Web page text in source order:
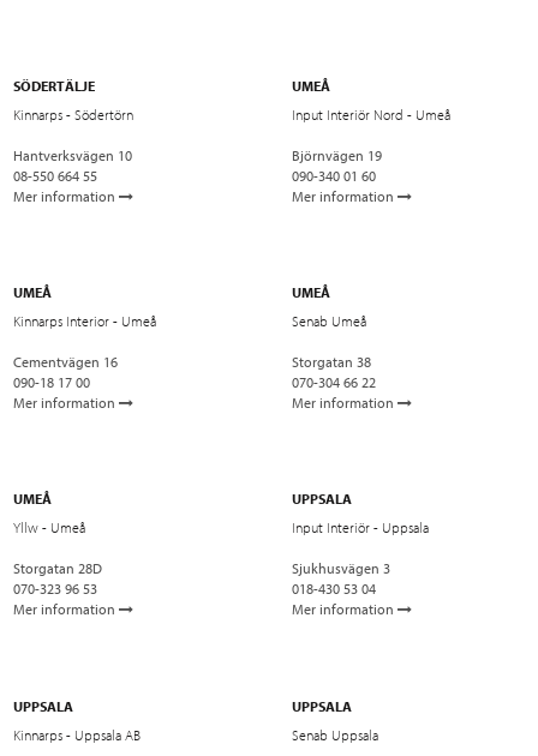
SÖDERTÄLJE
Kinnarps - Södertörn
Hantverksvägen 10
08-550 664 55
Mer information
UMEÅ
Input Interiör Nord - Umeå
Björnvägen 19
090-340 01 60
Mer information
UMEÅ
Kinnarps Interior - Umeå
Cementvägen 16
090-18 17 00
Mer information
UMEÅ
Senab Umeå
Storgatan 38
070-304 66 22
Mer information
UMEÅ
Yllw - Umeå
Storgatan 28D
070-323 96 53
Mer information
UPPSALA
Input Interiör - Uppsala
Sjukhusvägen 3
018-430 53 04
Mer information
UPPSALA
Kinnarps - Uppsala AB
UPPSALA
Senab Uppsala